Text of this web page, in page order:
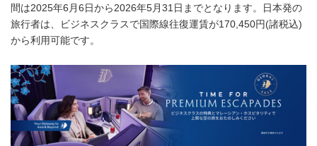
間は2025年6月6日から2026年5月31日までとなります。日本発の
旅行者は、ビジネスクラスで国際線往復運賃が170,450円(諸税込)
から利用可能です。